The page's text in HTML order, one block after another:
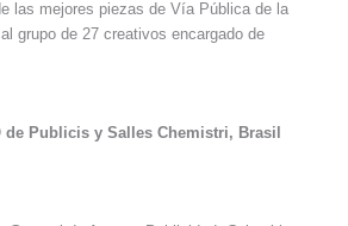
las mejores piezas de Vía Pública de la
grupo de 27 creativos encargado de
de Publicis y Salles Chemistri, Brasil